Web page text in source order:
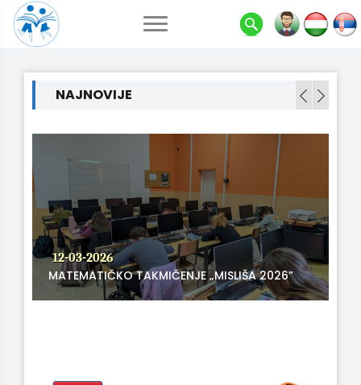
NAJNOVIJE
12-03-2026
MATEMATIČKO TAKMIČENJE „MISLIŠA 2026”